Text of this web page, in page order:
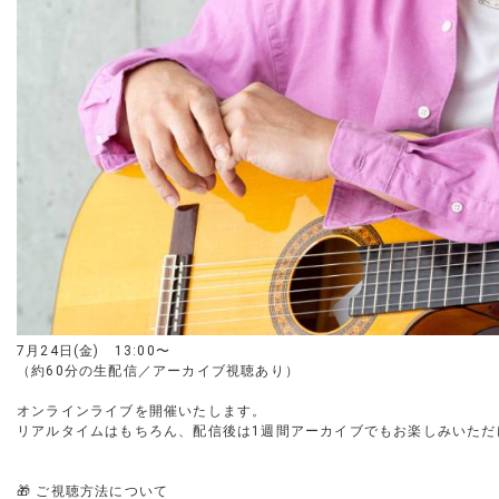
7月24日(金) 13:00〜
（約60分の生配信／アーカイブ視聴あり）
オンラインライブを開催いたします。
リアルタイムはもちろん、配信後は1週間アーカイブでもお楽しみいた
🎁 ご視聴方法について